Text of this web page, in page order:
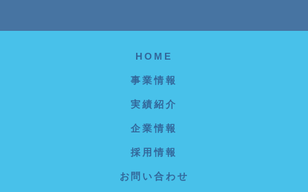
HOME
事業情報
実績紹介
企業情報
採用情報
お問い合わせ